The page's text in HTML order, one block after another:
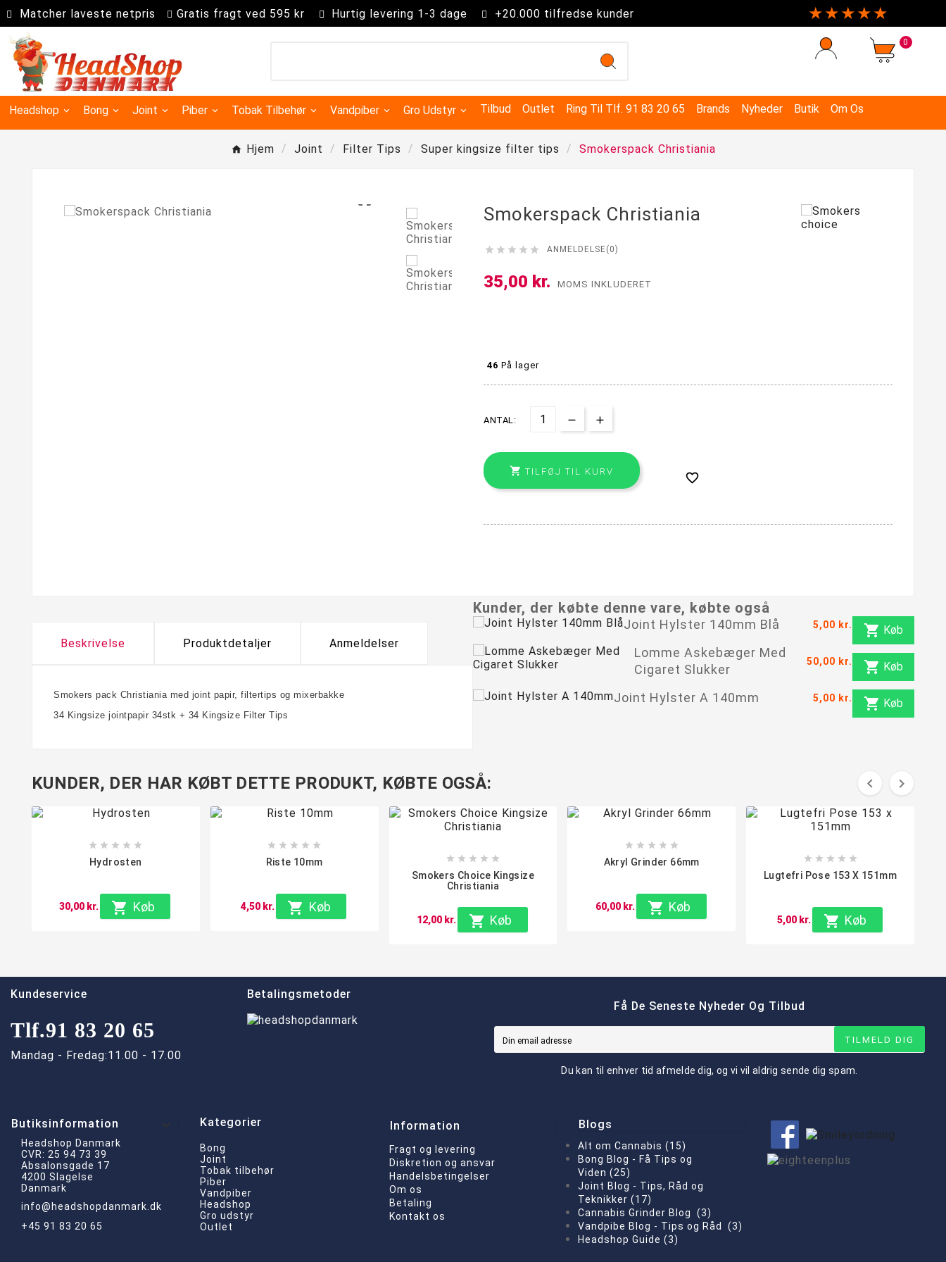
Matcher laveste netpris Gratis fragt ved 595 kr Hurtig levering 1-3 dage +20.000 tilfredse kunder ★★★★★
0
Headshop Bong Joint Piber Tobak Tilbehør Vandpiber Gro Udstyr Tilbud Outlet Ring Til Tlf. 91 83 20 65 Brands Nyheder Butik Om Os
Hjem Joint Filter Tips Super kingsize filter tips Smokerspack Christiania
Smokerspack Christiania
     ANMELDELSE(0)
35,00 kr. MOMS INKLUDERET
46 På lager
ANTAL:
 TILFØJ TIL KURV 
Beskrivelse Produktdetaljer Anmeldelser
Smokers pack Christiania med joint papir, filtertips og mixerbakke
34 Kingsize jointpapir 34stk + 34 Kingsize Filter Tips
Kunder, der købte denne vare, købte også
Joint Hylster 140mm Blå 5,00 kr.  Køb
Lomme Askebæger Med
Cigaret Slukker
50,00 kr.  Køb
Joint Hylster A 140mm 5,00 kr.  Køb
KUNDER, DER HAR KØBT DETTE PRODUKT, KØBTE OGSÅ:  
    
Hydrosten
30,00 kr.  Køb
    
Riste 10mm
4,50 kr.  Køb
    
Smokers Choice Kingsize
Christiania
12,00 kr.  Køb
    
Akryl Grinder 66mm
60,00 kr.  Køb
    
Lugtefri Pose 153 X 151mm
5,00 kr.  Køb
Kundeservice
Tlf.91 83 20 65
Mandag - Fredag:11.00 - 17.00
Betalingsmetoder
Få De Seneste Nyheder Og Tilbud
TILMELD DIG
Du kan til enhver tid afmelde dig, og vi vil aldrig sende dig spam.
Butiksinformation
Headshop Danmark
CVR: 25 94 73 39
Absalonsgade 17
4200 Slagelse
Danmark
info@headshopdanmark.dk
+45 91 83 20 65
Kategorier
Bong
Joint
Tobak tilbehør
Piber
Vandpiber
Headshop
Gro udstyr
Outlet
Information
Fragt og levering
Diskretion og ansvar
Handelsbetingelser
Om os
Betaling
Kontakt os
Blogs
Alt om Cannabis (15)
Bong Blog - Få Tips og
Viden (25)
Joint Blog - Tips, Råd og
Teknikker (17)
Cannabis Grinder Blog (3)
Vandpibe Blog - Tips og Råd (3)
Headshop Guide (3)